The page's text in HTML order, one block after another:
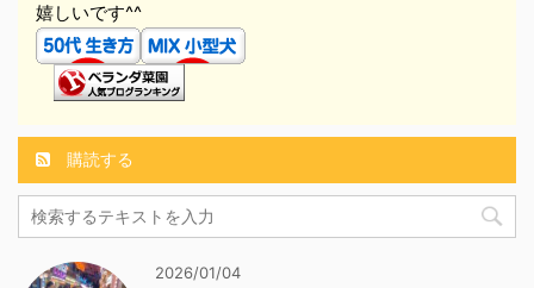
嬉しいです^^
購読する
2026/01/04